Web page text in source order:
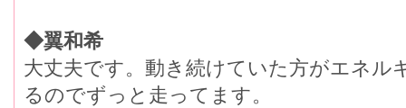
◆翼和希
大丈夫です。動き続けていた方がエネル
るのでずっと走ってます。